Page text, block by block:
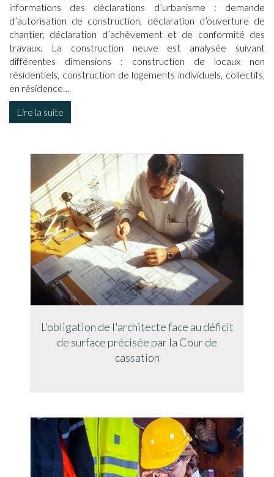
informations des déclarations d’urbanisme : demande
d’autorisation de construction, déclaration d’ouverture de
chantier, déclaration d’achèvement et de conformité des
travaux. La construction neuve est analysée suivant
différentes dimensions : construction de locaux non
résidentiels, construction de logements individuels, collectifs,
en résidence…
Lire la suite
L'obligation de l'architecte face au déficit
de surface précisée par la Cour de
cassation